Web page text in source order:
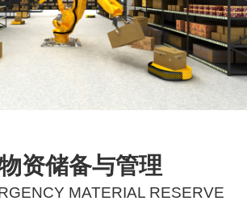
资储备与管理
MATERIAL RESERVE